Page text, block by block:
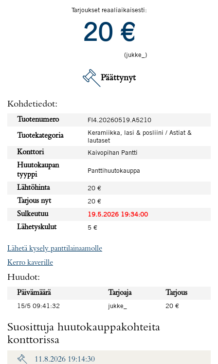
Tarjoukset reaaliaikaisesti:
20 €
(jukke_)
Päättynyt
Kohdetiedot:
Tuotenumero FI4.20260519.A5210
Tuotekategoria
Keramiikka, lasi & posliini / Astiat &
lautaset
Konttori
Kaivopihan Pantti
Huutokaupan
tyyppi
Panttihuutokauppa
Lähtöhinta
20 €
Tarjous nyt
20 €
Sulkeutuu
19.5.2026 19:34:00
Lähetyskulut
5 €
Lähetä kysely panttilainaamolle
Kerro kaverille
Huudot:
Päivämäärä Tarjoaja
Tarjous
15/5 09:41:32
jukke_ 20 €
Suosittuja huutokauppakohteita
konttorissa
11.8.2026 19:14:30